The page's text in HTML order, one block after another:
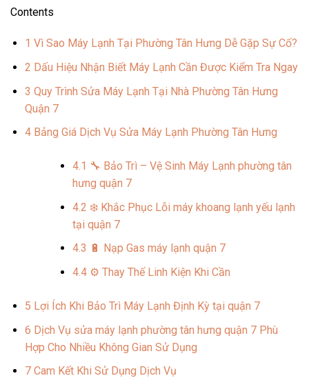
Contents
1 Vì Sao Máy Lạnh Tại Phường Tân Hưng Dễ Gặp Sự Cố?
2 Dấu Hiệu Nhận Biết Máy Lạnh Cần Được Kiểm Tra Ngay
3 Quy Trình Sửa Máy Lạnh Tại Nhà Phường Tân Hưng
Quận 7
4Bảng Giá Dịch Vụ Sửa Máy Lạnh Phường Tân Hưng
4.1 🔧 Bảo Trì – Vệ Sinh Máy Lạnh phường tân
hưng quận 7
4.2 ❄️ Khắc Phục Lỗi máy khoang lạnh yếu lạnh
tại quận 7
4.3 🔋 Nạp Gas máy lạnh quận 7
4.4⚙️ Thay Thế Linh Kiện Khi Cần
5 Lợi Ích Khi Bảo Trì Máy Lạnh Định Kỳ tại quận 7
6 Dịch Vụ sửa máy lạnh phường tân hưng quận 7 Phù
Hợp Cho Nhiều Không Gian Sử Dụng
7Cam Kết Khi Sử Dụng Dịch Vụ